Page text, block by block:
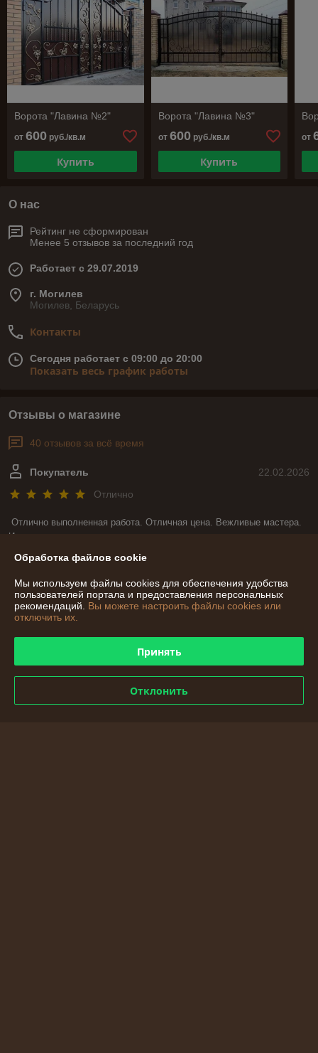
Ворота "Лавина №2"
от 600 руб./кв.м
Купить
Ворота "Лавина №3"
от 600руб./кв.м
Купить
от
О нас
Рейтинг не сформирован
Менее 5 отзывов за последний год
Работает с 29.07.2019
г. Могилев
Могилев, Беларусь
Контакты
Сегодня работает с 09:00 до 20:00
Показать весь график работы
Отзывы о магазине
40 отзывов за всё время
22.02.2026
Покупатель
Отлично
Отлично выполненная работа. Отличная цена. Вежливые мастера.
И что не мало важно, при изготовлении моего заказа мастера всегда
красоту.
Сделка подтверждена через корзину
14.02.2026
Покупатель
Заказывала садовые качели к дню рождения своей мамы. Хочу
поблагодарить мастеров за быстро выполненный заказ. Качели
Обработка файлов cookie
Мы используем файлы cookies для обеспечения удобства
пользователей портала и предоставления персональных
рекомендаций. Вы можете настроить файлы cookies или
отключить их.
Принять
Отклонить